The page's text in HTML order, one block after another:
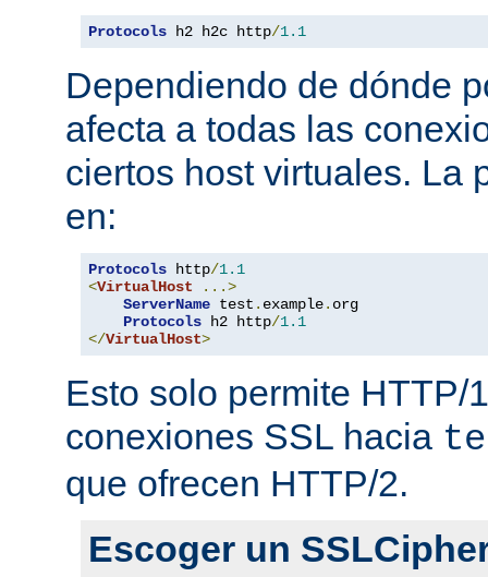
Protocols h2 h2c http/1.1
Dependiendo de dónde
afecta a todas las
ciertos host virtuales. La
en:
Protocols http/1.1
<VirtualHost
...>
ServerName test . example. org
Protocols h2 http/1.1
</VirtualHost>
Esto solo permite HTTP/
conexiones SSL hacia
que ofrecen HTTP/2.
Escoger un